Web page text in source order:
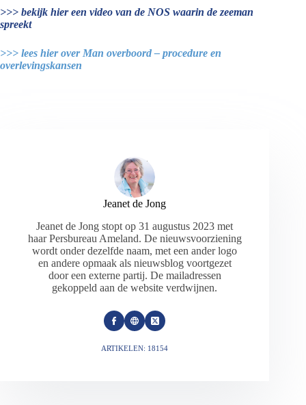
>>> bekijk hier een video van de NOS waarin de zeeman
spreekt
>>> lees hier over Man overboord – procedure en
overlevingskansen
Jeanet de Jong
Jeanet de Jong stopt op 31 augustus 2023 met
haar Persbureau Ameland. De nieuwsvoorziening
wordt onder dezelfde naam, met een ander logo
en andere opmaak als nieuwsblog voortgezet
door een externe partij. De mailadressen
gekoppeld aan de website verdwijnen.
ARTIKELEN: 18154